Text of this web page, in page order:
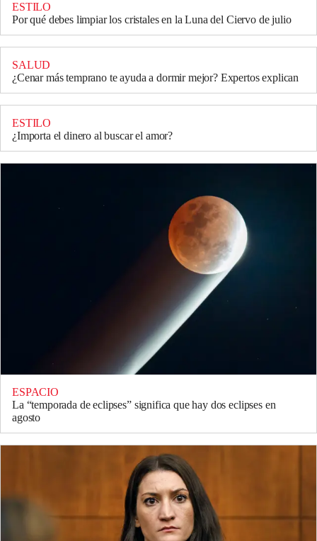
ESTILO
Por qué debes limpiar los cristales en la Luna del Ciervo de julio
SALUD
¿Cenar más temprano te ayuda a dormir mejor? Expertos explican
ESTILO
¿Importa el dinero al buscar el amor?
ESPACIO
La “temporada de eclipses” significa que hay dos eclipses en
agosto